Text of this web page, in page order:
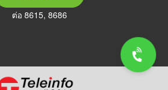
ต่อ 8615, 8686